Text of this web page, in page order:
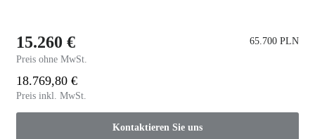
15.260 €
Preis ohne MwSt.
65.700 PLN
18.769,80 €
Preis inkl. MwSt.
Kontaktieren Sie uns